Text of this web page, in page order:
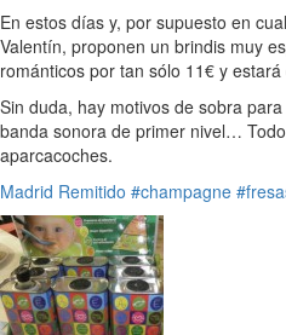
En estos días y, por supuesto en
Valentín, proponen un brindis muy
románticos por tan sólo 11€ y
Sin duda, hay motivos de sobra
banda sonora de primer nivel…
aparcacoches.
Madrid Remitido #champagne